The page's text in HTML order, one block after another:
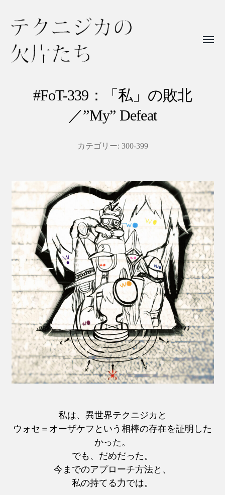
た
ち
#FoT-339：「私」の敗北
／”My” Defeat
カテゴリー: 300-399
私は、異世界テクニジカと
ウォセ＝オーザケフという相棒の存在を証明した
かった。
でも、だめだった。
今までのアプローチ方法と、
私の持てる力では。